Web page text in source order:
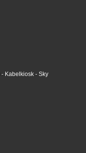
- Kabelkiosk - Sky